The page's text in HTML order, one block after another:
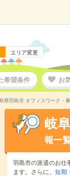
エリア変更
希望条件 お
県羽島市 オフィスワーク・
岐
報一
羽島市の派遣のお仕
ます。さらに、 短期 ・